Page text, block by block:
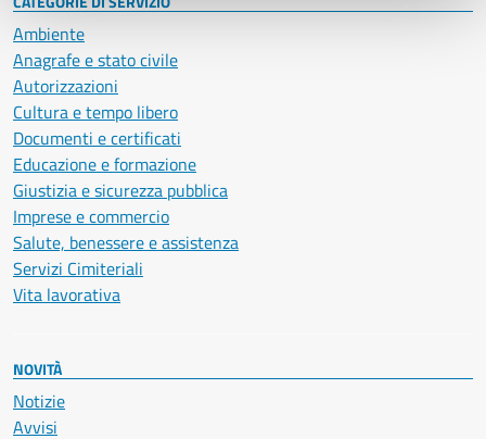
Ambiente
Anagrafe e stato civile
Autorizzazioni
Cultura e tempo libero
Documenti e certificati
Educazione e formazione
Giustizia e sicurezza pubblica
Imprese e commercio
Salute, benessere e assistenza
Servizi Cimiteriali
Vita lavorativa
NOVITÀ
Notizie
Avvisi